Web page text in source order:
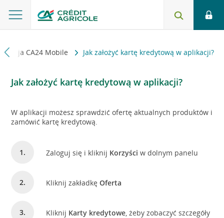
CA24 Mobile Jak założyć kartę kredytową w aplikacji?
Jak założyć kartę kredytową w aplikacji?
W aplikacji możesz sprawdzić ofertę aktualnych produktów i
zamówić kartę kredytową.
Zaloguj się i kliknij Korzyści w dolnym panelu
Kliknij zakładkęOferta
Kliknij Karty kredytowe, żeby zobaczyć szczegóły